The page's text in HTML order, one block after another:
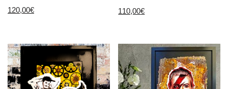
120,00€ 110,00€